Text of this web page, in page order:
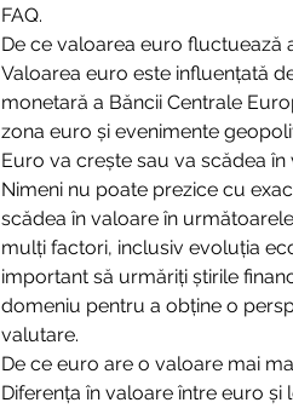
FAQ.
De ce valoarea euro fluctuează
Valoarea euro este influențată
monetară a Băncii Centrale
zona euro și evenimente
Euro va crește sau va scădea
Nimeni nu poate prezice cu
scădea în valoare în
mulți factori, inclusiv evoluția
important să urmăriți știrile
domeniu pentru a obține o
valutare.
De ce euro are o valoare mai
Diferența în valoare între euro